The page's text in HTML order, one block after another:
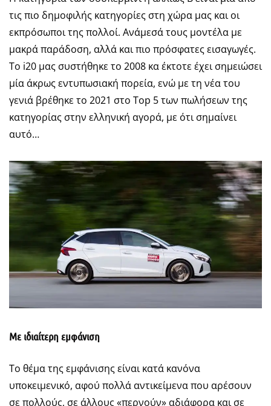
τις πιο δημοφιλής κατηγορίες στη χώρα μας και οι
εκπρόσωποι της πολλοί. Ανάμεσά τους μοντέλα με
μακρά παράδοση, αλλά και πιο πρόσφατες εισαγωγές.
Το i20 μας συστήθηκε το 2008 κα έκτοτε έχει σημειώσει
μία άκρως εντυπωσιακή πορεία, ενώ με τη νέα του
γενιά βρέθηκε το 2021 στο Top 5 των πωλήσεων της
κατηγορίας στην ελληνική αγορά, με ότι σημαίνει
αυτό…
Με ιδιαίτερη εμφάνιση
Το θέμα της εμφάνισης είναι κατά κανόνα
υποκειμενικό, αφού πολλά αντικείμενα που αρέσουν
σε πολλούς, σε άλλους «περνούν» αδιάφορα και σε